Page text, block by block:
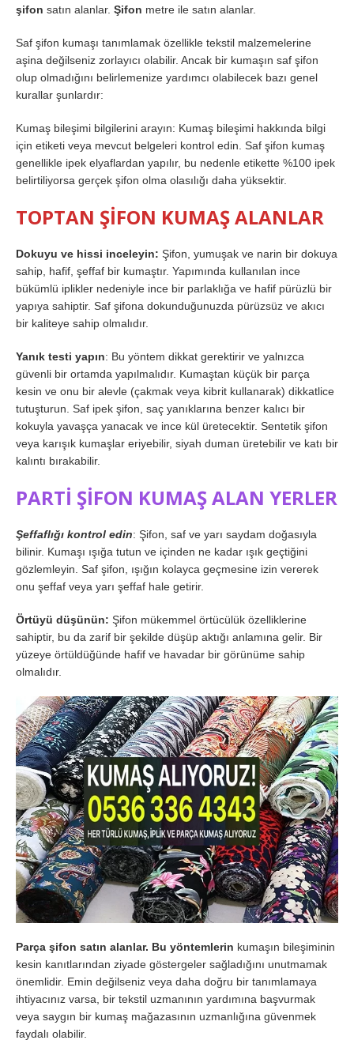
şifon satın alanlar. Şifon metre ile satın alanlar.
Saf şifon kumaşı tanımlamak özellikle tekstil malzemelerine
aşina değilseniz zorlayıcı olabilir. Ancak bir kumaşın saf şifon
olup olmadığını belirlemenize yardımcı olabilecek bazı genel
kurallar şunlardır:
Kumaş bileşimi bilgilerini arayın: Kumaş bileşimi hakkında bilgi
için etiketi veya mevcut belgeleri kontrol edin. Saf şifon kumaş
genellikle ipek elyaflardan yapılır, bu nedenle etikette %100 ipek
belirtiliyorsa gerçek şifon olma olasılığı daha yüksektir.
TOPTAN ŞİFON KUMAŞ ALANLAR
Dokuyu ve hissi inceleyin: Şifon, yumuşak ve narin bir dokuya
sahip, hafif, şeffaf bir kumaştır. Yapımında kullanılan ince
bükümlü iplikler nedeniyle ince bir parlaklığa ve hafif pürüzlü bir
yapıya sahiptir. Saf şifona dokunduğunuzda pürüzsüz ve akıcı
bir kaliteye sahip olmalıdır.
Yanık testi yapın: Bu yöntem dikkat gerektirir ve yalnızca
güvenli bir ortamda yapılmalıdır. Kumaştan küçük bir parça
kesin ve onu bir alevle (çakmak veya kibrit kullanarak) dikkatlice
tutuşturun. Saf ipek şifon, saç yanıklarına benzer kalıcı bir
kokuyla yavaşça yanacak ve ince kül üretecektir. Sentetik şifon
veya karışık kumaşlar eriyebilir, siyah duman üretebilir ve katı bir
kalıntı bırakabilir.
PARTİ ŞİFON KUMAŞ ALAN YERLER
Şeffaflığı kontrol edin: Şifon, saf ve yarı saydam doğasıyla
bilinir. Kumaşı ışığa tutun ve içinden ne kadar ışık geçtiğini
gözlemleyin. Saf şifon, ışığın kolayca geçmesine izin vererek
onu şeffaf veya yarı şeffaf hale getirir.
Örtüyü düşünün: Şifon mükemmel örtücülük özelliklerine
sahiptir, bu da zarif bir şekilde düşüp aktığı anlamına gelir. Bir
yüzeye örtüldüğünde hafif ve havadar bir görünüme sahip
olmalıdır.
Parça şifon satın alanlar. Bu yöntemlerin kumaşın bileşiminin
kesin kanıtlarından ziyade göstergeler sağladığını unutmamak
önemlidir. Emin değilseniz veya daha doğru bir tanımlamaya
ihtiyacınız varsa, bir tekstil uzmanının yardımına başvurmak
veya saygın bir kumaş mağazasının uzmanlığına güvenmek
faydalı olabilir.